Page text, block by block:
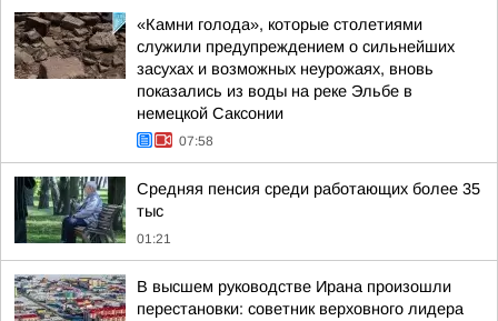
«Камни голода», которые столетиями
служили предупреждением о сильнейших
засухах и возможных неурожаях, вновь
показались из воды на реке Эльбе в
немецкой Саксонии
07:58
Средняя пенсия среди работающих более 35
тыс
01:21
В высшем руководстве Ирана произошли
перестановки: советник верховного лидера